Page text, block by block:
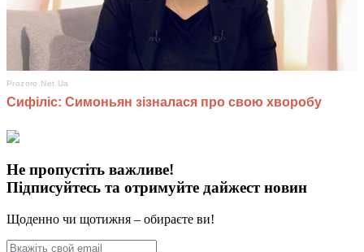
Не пропустіть важливе!
Підписуйтесь та отримуйте дайжест новин
Щоденно чи щотижня – обираєте ви!